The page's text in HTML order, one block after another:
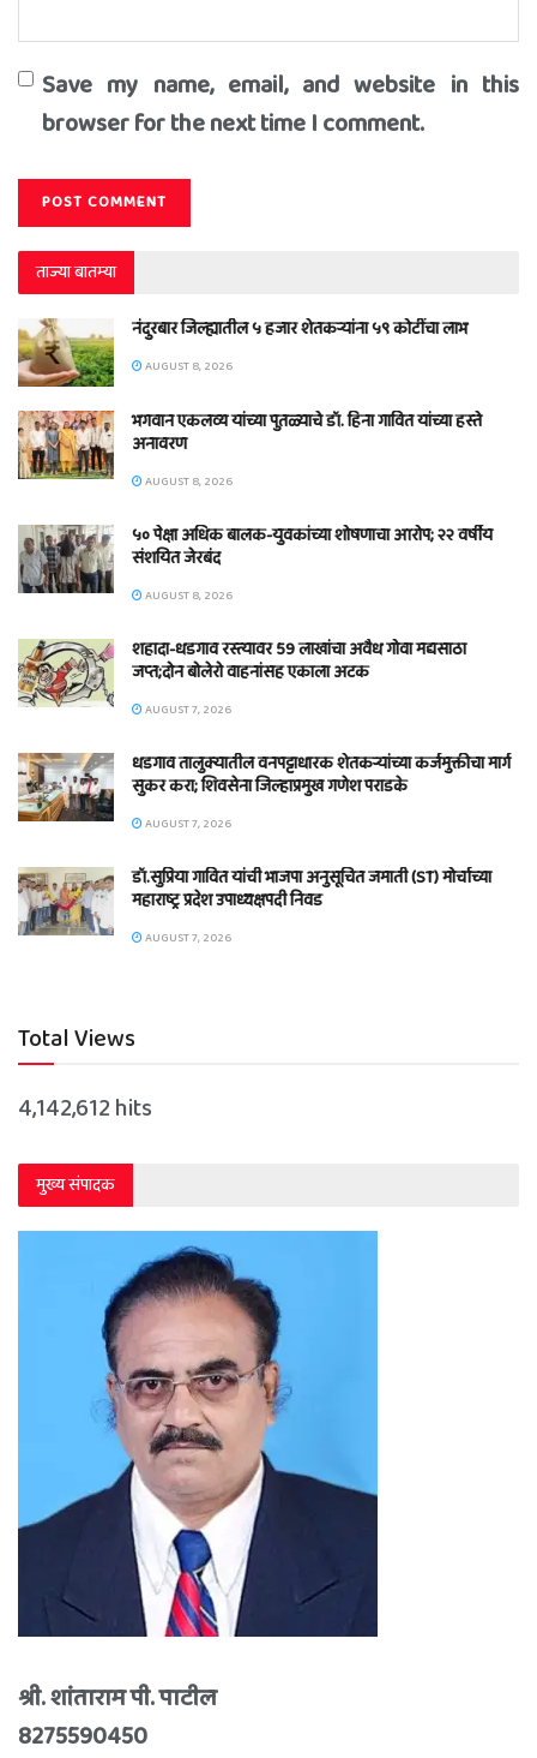
Save my name, email, and website in this
browser for the next time I comment.
ताज्या बातम्या
नंदुरबार जिल्ह्यातील ५ हजार शेतकऱ्यांना ५९ कोटींचा लाभ
AUGUST 8, 2026
भगवान एकलव्य यांच्या पुतळ्याचे डॉ. हिना गावित यांच्या हस्ते
अनावरण
AUGUST 8, 2026
५० पेक्षा अधिक बालक-युवकांच्या शोषणाचा आरोप; २२ वर्षीय
संशयित जेरबंद
AUGUST 8, 2026
शहादा-धडगाव रस्त्यावर 59 लाखांचा अवैध गोवा मद्यसाठा
जप्त;दोन बोलेरो वाहनांसह एकाला अटक
AUGUST 7, 2026
धडगाव तालुक्यातील वनपट्टाधारक शेतकऱ्यांच्या कर्जमुक्तीचा मार्ग
सुकर करा; शिवसेना जिल्हाप्रमुख गणेश पराडके
AUGUST 7, 2026
डॉ.सुप्रिया गावित यांची भाजपा अनुसूचित जमाती (ST) मोर्चाच्या
महाराष्ट्र प्रदेश उपाध्यक्षपदी निवड
AUGUST 7, 2026
Total Views
4,142,612 hits
मुख्य संपादक
श्री. शांताराम पी. पाटील
8275590450